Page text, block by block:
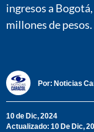
ingresos a
millones de pesos.
Por: Noticias
10 de Dic, 2024
Actualizado: 10 De Dic,